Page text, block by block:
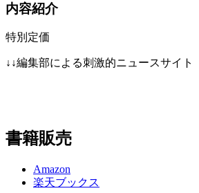
内容紹介
特別定価
↓↓編集部による刺激的ニュースサイ
書籍販売
Amazon
楽天ブックス